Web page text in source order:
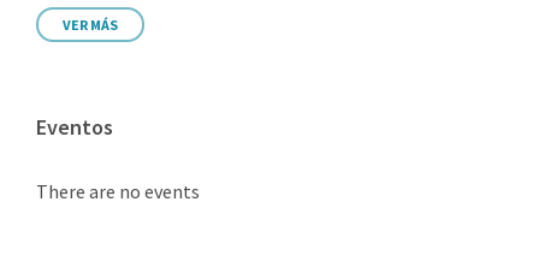
VER MÁS
Eventos
There are no events